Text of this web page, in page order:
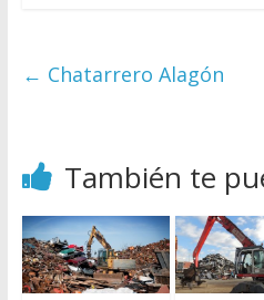
← Chatarrero Alagón
También te